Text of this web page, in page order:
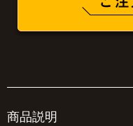
商品説明